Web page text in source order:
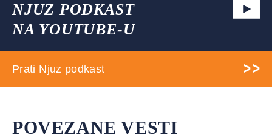
NJUZ PODKAST
NA YOUTUBE-U
Prati Njuz podkast
POVEZANE VESTI